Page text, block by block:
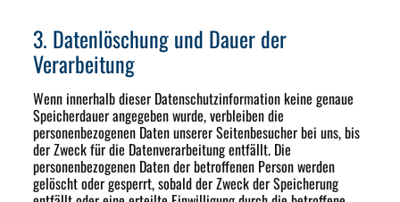
3. Datenlöschung und Dauer der
Verarbeitung
Wenn innerhalb dieser Datenschutzinformation keine genaue
Speicherdauer angegeben wurde, verbleiben die
personenbezogenen Daten unserer Seitenbesucher bei uns, bis
der Zweck für die Datenverarbeitung entfällt. Die
personenbezogenen Daten der betroffenen Person werden
gelöscht oder gesperrt, sobald der Zweck der Speicherung